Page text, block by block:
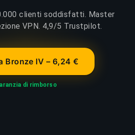
clienti soddisfatti. Master
VPN. 4,9/5 Trustpilot.
Bronze IV – 6,24 €
di rimborso